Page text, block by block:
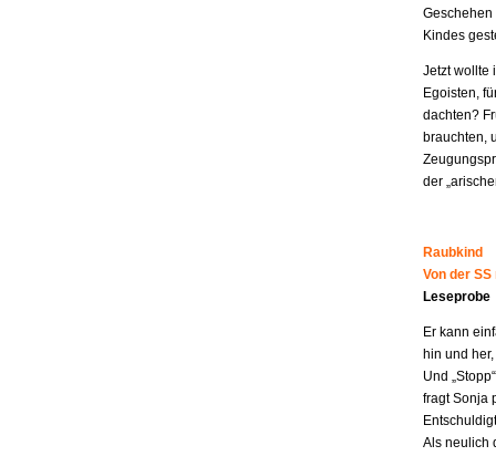
Geschehen
Kindes
Jetzt wollte
Egoisten,
dachten?
brauchten,
der
Raubkind
Von der
Leseprobe
Er kann
hin und
Und
fragt Sonja
Als neulich